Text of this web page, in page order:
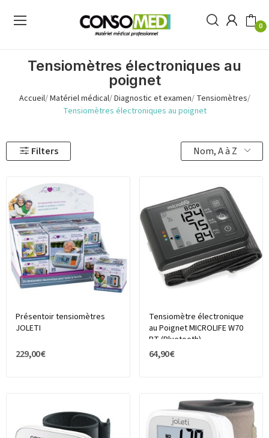
0
Tensiomètres électroniques au
poignet
Accueil Matériel médical Diagnostic et examen Tensiomètres
Tensiomètres électroniques au poignet
Filters Nom, A à Z
Présentoir tensiomètres
JOLETI
229,00 €
Tensiomètre électronique
au Poignet MICROLIFE W70
BT (Bluetooth)
64,90 €